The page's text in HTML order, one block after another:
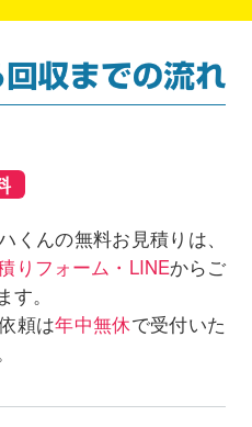
くんの無料お見積りは、
りフォーム・LINEからご
。
頼は年中無休で受付いた